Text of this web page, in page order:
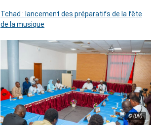
Tchad : lancement des préparatifs de la fête
de la musique
© (DR)